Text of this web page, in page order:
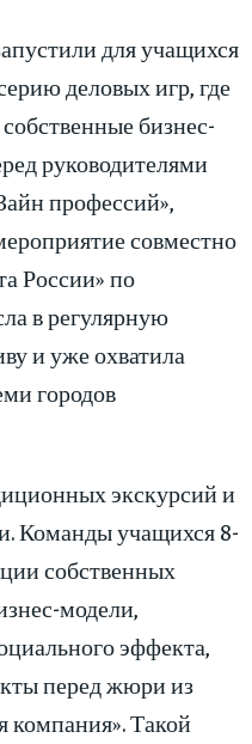
для учащихся
деловых игр, где
бизнес-
руководителями
профессий»,
совместно
России» по
в регулярную
и уже охватила
городов
экскурсий и
Команды учащихся 8-
собственных
модели,
эффекта,
перед жюри из
компания». Такой